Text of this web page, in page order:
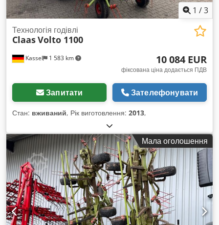
1 /3
Kassel 1 583 km
Технологія годівлі
ClaasVolto 1100
10 084 EUR
фіксована ціна додається ПДВ
Запитати Зателефонувати
Стан: вживаний, Рік виготовлення: 2013,
Мала оголошення